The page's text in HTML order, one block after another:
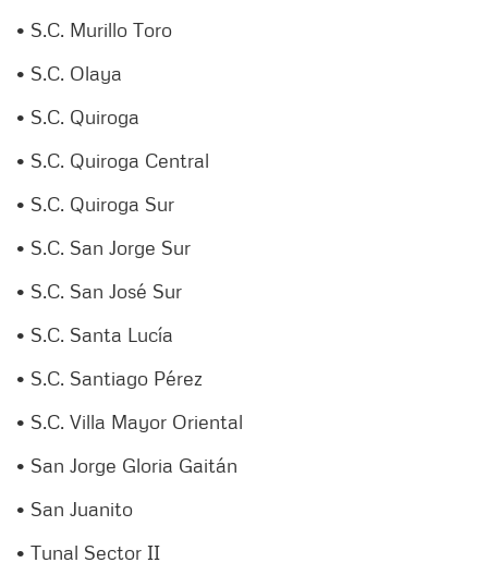
• S.C. Murillo Toro
• S.C. Olaya
• S.C. Quiroga
• S.C. Quiroga Central
• S.C. Quiroga Sur
• S.C. San Jorge Sur
• S.C. San José Sur
• S.C. Santa Lucía
• S.C. Santiago Pérez
• S.C. Villa Mayor Oriental
• San Jorge Gloria Gaitán
• San Juanito
• Tunal Sector II